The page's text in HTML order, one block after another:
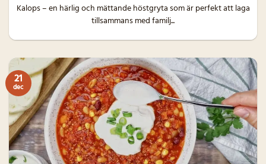
Kalops – en härlig och mättande höstgryta som är perfekt att laga
tillsammans med familj...
21
dec